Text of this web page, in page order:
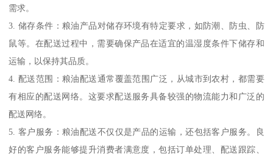
需求。
3. 储存条件：粮油产品对储存环境有特定要求，如防潮、防虫、防
鼠等。在配送过程中，需要确保产品在适宜的温湿度条件下储存和
运输，以保持其品质。
4. 配送范围：粮油配送通常覆盖范围广泛，从城市到农村，都需要
有相应的配送网络。这要求配送服务具备较强的物流能力和广泛的
配送网络。
5. 客户服务：粮油配送不仅仅是产品的运输，还包括客户服务。良
好的客户服务能够提升消费者满意度，包括订单处理、配送跟踪、